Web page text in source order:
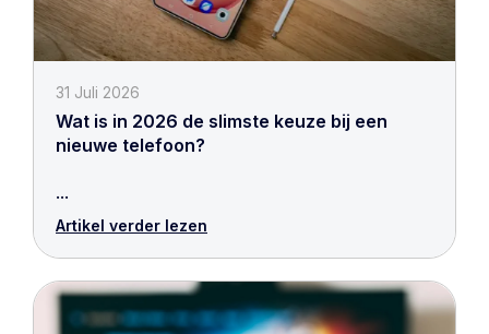
31 Juli 2026
Wat is in 2026 de slimste keuze bij een
nieuwe telefoon?
...
Artikel verder lezen